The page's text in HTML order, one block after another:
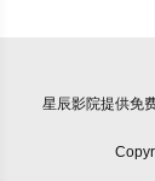
星辰影院提供免